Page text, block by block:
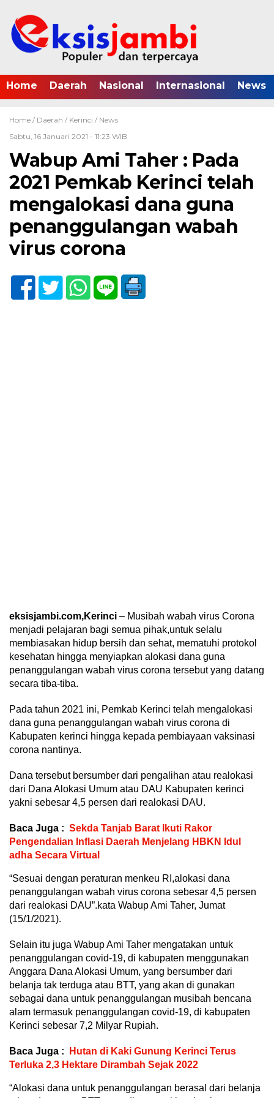
Home Daerah Nasional Internasional News
Home / Daerah / Kerinci / News
Sabtu, 16 Januari 2021 - 11:23 WIB
Wabup Ami Taher : Pada
2021 Pemkab Kerinci telah
mengalokasi dana guna
penanggulangan wabah
virus corona
eksisjambi.com,Kerinci – Musibah wabah virus Corona
menjadi pelajaran bagi semua pihak,untuk selalu
membiasakan hidup bersih dan sehat, mematuhi protokol
kesehatan hingga menyiapkan alokasi dana guna
penanggulangan wabah virus corona tersebut yang datang
secara tiba-tiba.
Pada tahun 2021 ini, Pemkab Kerinci telah mengalokasi
dana guna penanggulangan wabah virus corona di
Kabupaten kerinci hingga kepada pembiayaan vaksinasi
corona nantinya.
Dana tersebut bersumber dari pengalihan atau realokasi
dari Dana Alokasi Umum atau DAU Kabupaten kerinci
yakni sebesar 4,5 persen dari realokasi DAU.
Baca Juga : Sekda Tanjab Barat Ikuti Rakor
Pengendalian Inflasi Daerah Menjelang HBKN Idul
adha Secara Virtual
“Sesuai dengan peraturan menkeu RI,alokasi dana
penanggulangan wabah virus corona sebesar 4,5 persen
dari realokasi DAU”.kata Wabup Ami Taher, Jumat
(15/1/2021).
Selain itu juga Wabup Ami Taher mengatakan untuk
penanggulangan covid-19, di kabupaten menggunakan
Anggara Dana Alokasi Umum, yang bersumber dari
belanja tak terduga atau BTT, yang akan di gunakan
sebagai dana untuk penanggulangan musibah bencana
alam termasuk penanggulangan covid-19, di kabupaten
Kerinci sebesar 7,2 Milyar Rupiah.
Baca Juga :
Hutan di Kaki Gunung Kerinci Terus
Terluka 2,3 Hektare Dirambah Sejak 2022
“Alokasi dana untuk penanggulangan berasal dari belanja